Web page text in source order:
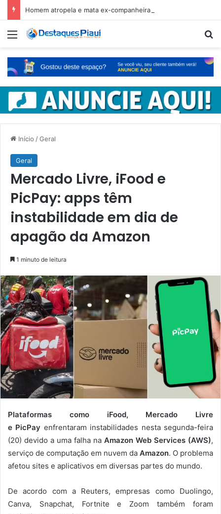
Menu
Início /Geral
Geral
Mercado Livre, iFood e
PicPay: apps têm
instabilidade em dia de
apagão da Amazon
1 minuto de leitura
Plataformas como iFood, Mercado Livre
e PicPay enfrentaram instabilidades nesta segunda-feira
(20) devido a uma falha na Amazon Web Services (AWS),
serviço de computação em nuvem da Amazon. O problema
afetou sites e aplicativos em diversas partes do mundo.
De acordo com a Reuters, empresas como Duolingo,
Canva, Snapchat, Fortnite e Zoom também foram